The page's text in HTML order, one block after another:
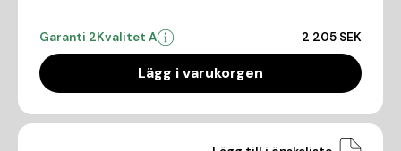
Garanti 2Kvalitet A 2 205 SEK
Lägg i varukorgen